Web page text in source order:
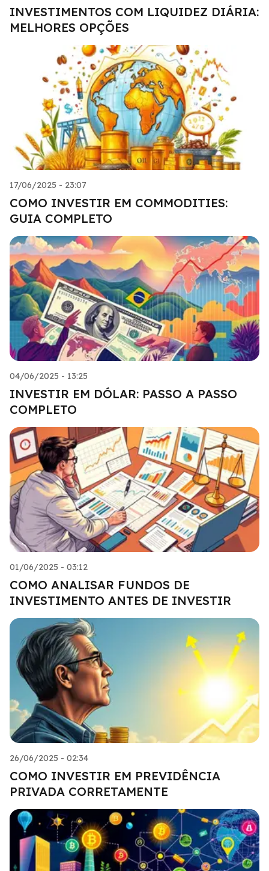
INVESTIMENTOS COM LIQUIDEZ DIÁRIA:
MELHORES OPÇÕES
17/06/2025 - 23:07
COMO INVESTIR EM COMMODITIES:
GUIA COMPLETO
04/06/2025 - 13:25
INVESTIR EM DÓLAR: PASSO A PASSO
COMPLETO
01/06/2025 - 03:12
COMO ANALISAR FUNDOS DE
INVESTIMENTO ANTES DE INVESTIR
26/06/2025 - 02:34
COMO INVESTIR EM PREVIDÊNCIA
PRIVADA CORRETAMENTE